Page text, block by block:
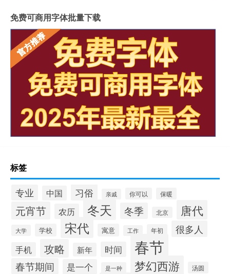
免费可商用字体批量下载
标签
专业 中国 习俗 亲戚 你可以 保暖
元宵节 农历 冬天 冬季 北京 唐代
大学 学校 宋代 寓意 工作 年初 很多人
手机 攻略 新年 时间 春节
春节期间 是一个 是一种 梦幻西游 汤圆